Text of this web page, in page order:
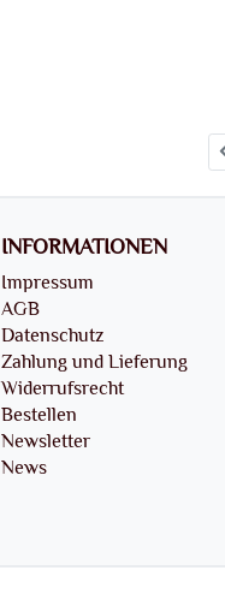
INFORMATIONEN
Impressum
AGB
Datenschutz
Zahlung und Lieferung
Widerrufsrecht
Bestellen
Newsletter
News